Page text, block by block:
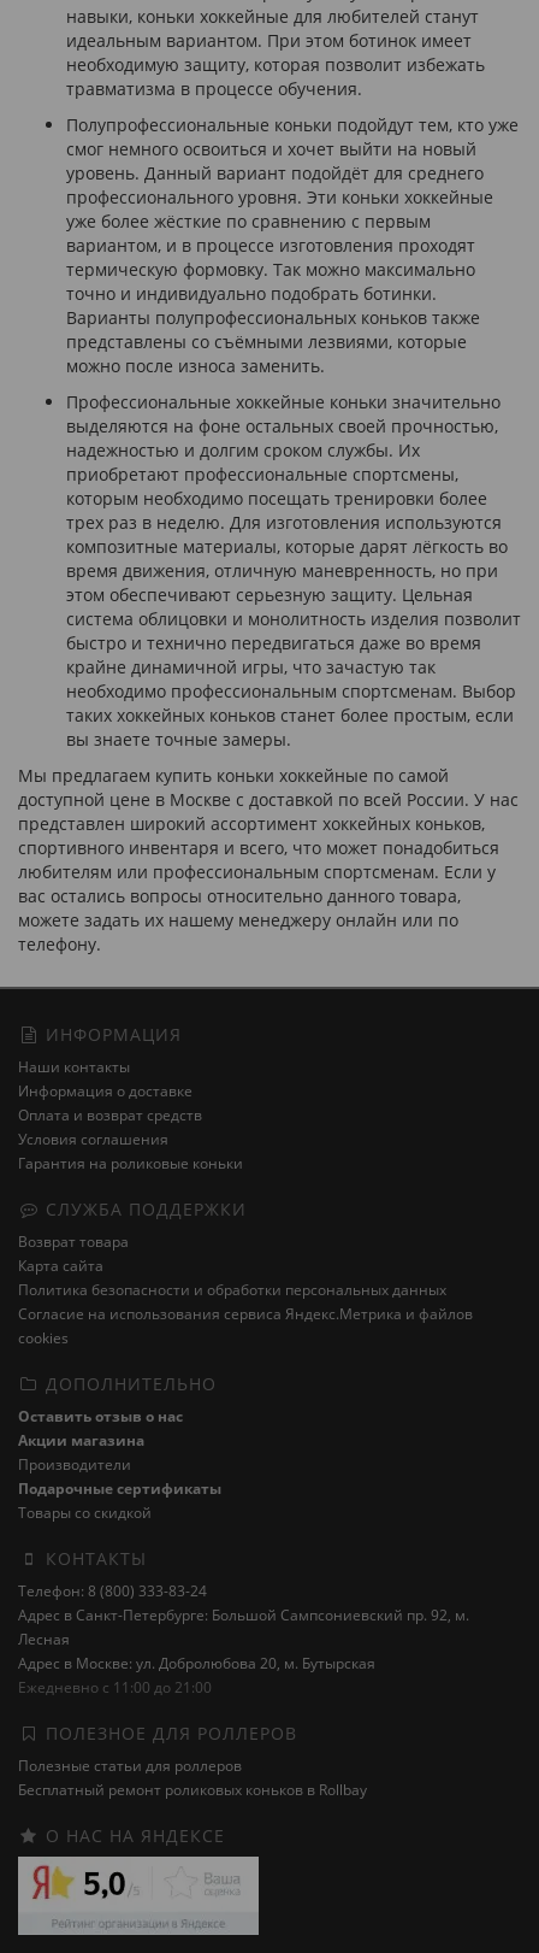
навыки, коньки хоккейные для любителей станут
идеальным вариантом. При этом ботинок имеет
необходимую защиту, которая позволит избежать
травматизма в процессе обучения.
Полупрофессиональные коньки подойдут тем, кто уже
смог немного освоиться и хочет выйти на новый
уровень. Данный вариант подойдёт для среднего
профессионального уровня. Эти коньки хоккейные
уже более жёсткие по сравнению с первым
вариантом, и в процессе изготовления проходят
термическую формовку. Так можно максимально
точно и индивидуально подобрать ботинки.
Варианты полупрофессиональных коньков также
представлены со съёмными лезвиями, которые
можно после износа заменить.
Профессиональные хоккейные коньки значительно
выделяются на фоне остальных своей прочностью,
надежностью и долгим сроком службы. Их
приобретают профессиональные спортсмены,
которым необходимо посещать тренировки более
трех раз в неделю. Для изготовления используются
композитные материалы, которые дарят лёгкость во
время движения, отличную маневренность, но при
этом обеспечивают серьезную защиту. Цельная
система облицовки и монолитность изделия позволит
быстро и технично передвигаться даже во время
крайне динамичной игры, что зачастую так
необходимо профессиональным спортсменам. Выбор
таких хоккейных коньков станет более простым, если
вы знаете точные замеры.
Мы предлагаем купить коньки хоккейные по самой
доступной цене в Москве с доставкой по всей России. У нас
представлен широкий ассортимент хоккейных коньков,
спортивного инвентаря и всего, что может понадобиться
любителям или профессиональным спортсменам. Если у
вас остались вопросы относительно данного товара,
можете задать их нашему менеджеру онлайн или по
телефону.
ИНФОРМАЦИЯ
Наши контакты
Информация о доставке
Оплата и возврат средств
Условия соглашения
Гарантия на роликовые коньки
СЛУЖБА ПОДДЕРЖКИ
Возврат товара
Карта сайта
Политика безопасности и обработки персональных данных
Cогласие на использования сервиса Яндекс.Метрика и файлов
cookies
ДОПОЛНИТЕЛЬНО
Оставить отзыв о нас
Акции магазина
Производители
Подарочные сертификаты
Товары со скидкой
КОНТАКТЫ
Телефон: 8 (800) 333-83-24
Адрес в Санкт-Петербурге: Большой Сампсониевский пр. 92, м.
Лесная
Адрес в Москве: ул. Добролюбова 20, м. Бутырская
Ежедневно с 11:00 до 21:00
ПОЛЕЗНОЕ ДЛЯ РОЛЛЕРОВ
Полезные статьи для роллеров
Бесплатный ремонт роликовых коньков в Rollbay
О НАС НА ЯНДЕКСЕ